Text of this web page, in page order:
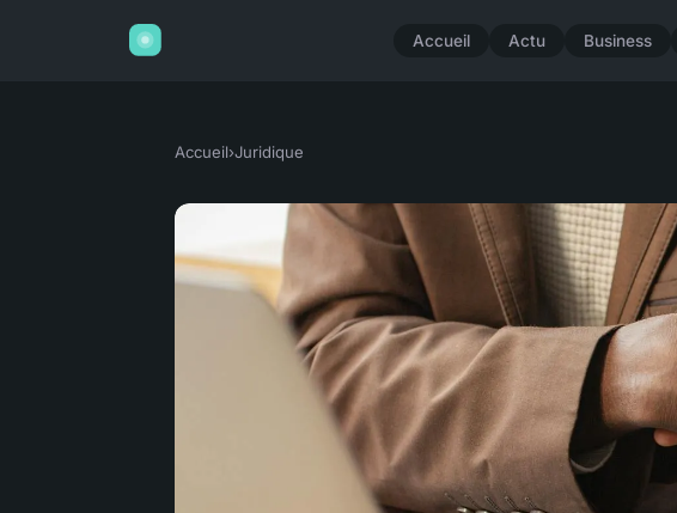
Accueil Actu Business
Accueil›Juridique